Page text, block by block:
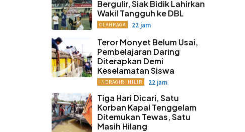
Bergulir, Siak Bidik Lahirkan
Wakil Tangguh ke DBL
OLAHRAGA 22 jam
Teror Monyet Belum Usai,
Pembelajaran Daring
Diterapkan Demi
Keselamatan Siswa
INDRAGIRI HILIR 22 jam
Tiga Hari Dicari, Satu
Korban Kapal Tenggelam
Ditemukan Tewas, Satu
Masih Hilang